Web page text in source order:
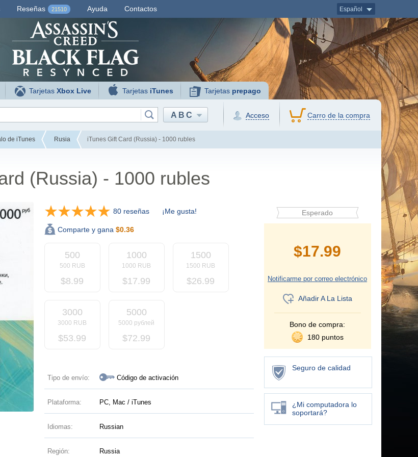
Reseñas 21510 Ayuda Contactos Español
TarjetasXbox Live Tarjetas iTunes Tarjetas prepago
ABC Acceso Carro de la compra
de iTunes Rusia iTunes Gift Card (Russia) - 1000 rubles
(Russia) - 1000 rubles
80 reseñas ¡Me gusta!
Comparte y gana $0.36
500
500 RUB
$8.99
1000
1000 RUB
$17.99
1500
1500 RUB
$26.99
3000
3000 RUB
$53.99
5000
5000 рублей
$72.99
Tipo de envío: Código de activación
Plataforma: PC, Mac / iTunes
Idiomas: Russian
Región: Russia
Esperado
$17.99
Notificarme por correo electrónico
Añadir A La Lista
Bono de compra:
180 puntos
Seguro de calidad
¿Mi computadora lo
soportará?